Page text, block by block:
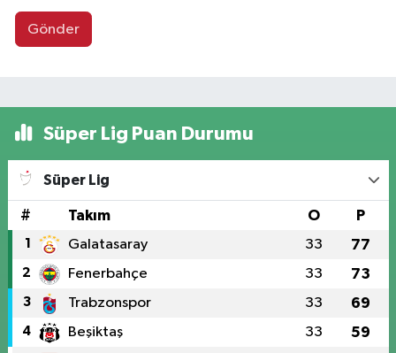
Gönder
Süper Lig Puan Durumu
Süper Lig
# Takım O P
1 Galatasaray 33 77
2 Fenerbahçe 33 73
3 Trabzonspor 33 69
4 Beşiktaş 33 59